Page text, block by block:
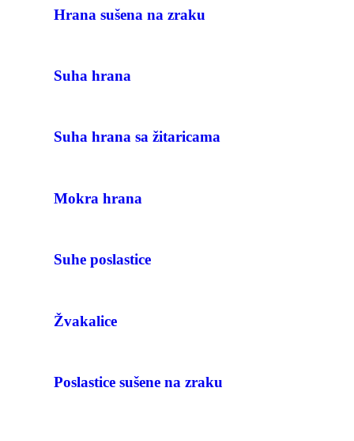
Hrana sušena na zraku
Suha hrana
Suha hrana sa žitaricama
Mokra hrana
Suhe poslastice
Žvakalice
Poslastice sušene na zraku